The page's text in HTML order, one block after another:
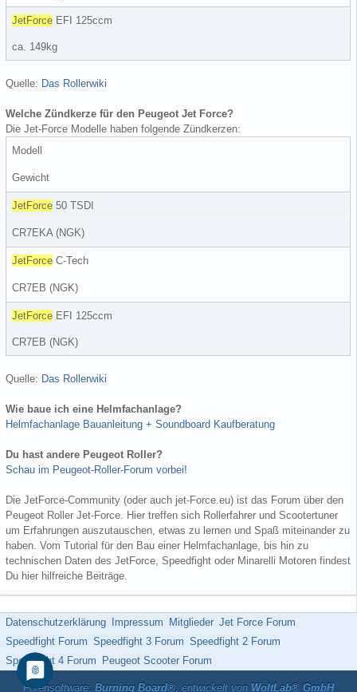
JetForce EFI 125ccm
ca. 149kg
Quelle: Das Rollerwiki
Welche Zündkerze für den Peugeot Jet Force?
Die Jet-Force Modelle haben folgende Zündkerzen:
Modell
Gewicht
JetForce 50 TSDI
CR7EKA (NGK)
JetForce C-Tech
CR7EB (NGK)
JetForce EFI 125ccm
CR7EB (NGK)
Quelle: Das Rollerwiki
Wie baue ich eine Helmfachanlage?
Helmfachanlage Bauanleitung + Soundboard Kaufberatung
Du hast andere Peugeot Roller?
Schau im Peugeot-Roller-Forum vorbei!
Die JetForce-Community (oder auch jet-Force.eu) ist das Forum über den
Peugeot Roller Jet-Force. Hier treffen sich Rollerfahrer und Scootertuner
um Erfahrungen auszutauschen, etwas zu lernen und Spaß miteinander zu
haben. Vom Tutorial für den Bau einer Helmfachanlage, bis hin zu
technischen Daten des JetForce, Speedfight oder Minarelli Motoren findest
Du hier hilfreiche Beiträge.
Datenschutzerklärung Impressum Mitglieder Jet Force Forum
Speedfight Forum Speedfight 3 Forum Speedfight 2 Forum
Speedfight 4 Forum
Peugeot Scooter Forum
Forensoftware: Burning Board®, entwickelt von WoltLab® GmbH